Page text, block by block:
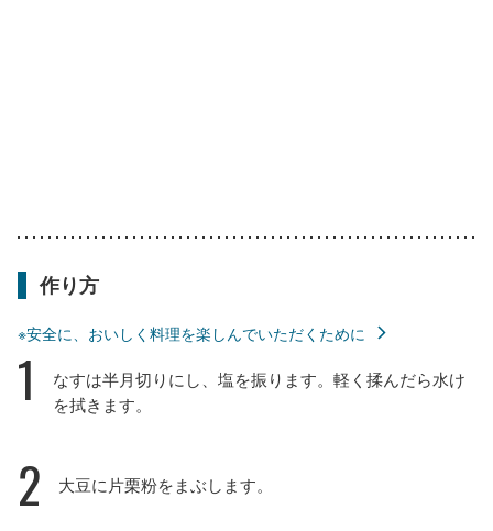
作り方
※安全に、おいしく料理を楽しんでいただくために
1
なすは半月切りにし、塩を振ります。軽く揉んだら水け
を拭きます。
2 大豆に片栗粉をまぶします。